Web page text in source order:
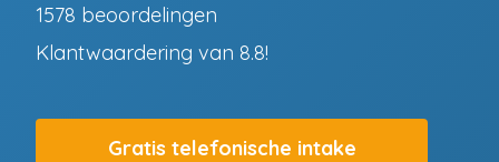
1578 beoordelingen
Klantwaardering van 8.8!
Gratis telefonische intake